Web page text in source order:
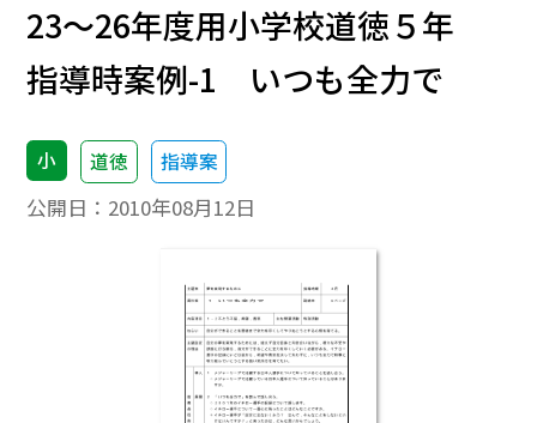
23～26年度用小学校道徳５年
指導時案例-1 いつも全力で
小 道徳 指導案
公開日： 2010年08月12日